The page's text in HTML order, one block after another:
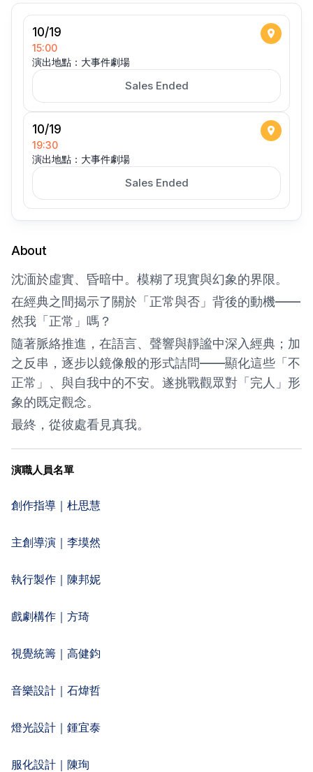
10/19
15:00
演出地點：大事件劇場
Sales Ended
10/19
19:30
演出地點：大事件劇場
Sales Ended
About
沈湎於虛實、昏暗中。模糊了現實與幻象的界限。
在經典之間揭示了關於「正常與否」背後的動機——
然我「正常」嗎？
隨著脈絡推進，在語言、聲響與靜謐中深入經典；加
之反串，逐步以鏡像般的形式詰問——顯化這些「不
正常」、與自我中的不安。遂挑戰觀眾對「完人」形
象的既定觀念。
最終，從彼處看見真我。
演職人員名單
創作指導｜杜思慧
主創導演｜李塻然
執行製作｜陳邦妮
戲劇構作｜方琦
視覺統籌｜高健鈞
音樂設計｜石煒哲
燈光設計｜鍾宜泰
服化設計｜陳珣